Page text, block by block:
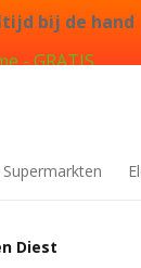
bij de hand
- GRATIS
Supermarkten
Diest